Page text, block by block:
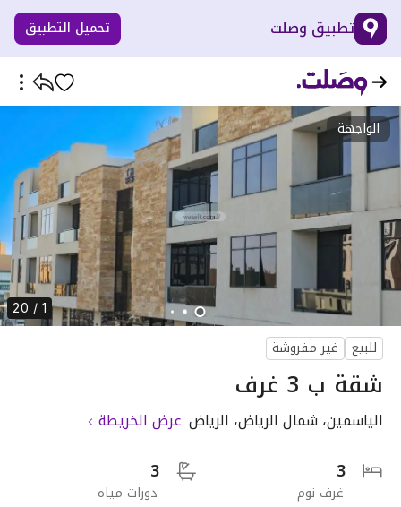
تطبيق وصلت تحميل التطبيق
الواجهة
1 / 20
للبيع غير مفروشة
شقة ب 3 غرف
الياسمين، شمال الرياض، الرياض عرض الخريطة
3
غرف نوم
3
دورات مياه